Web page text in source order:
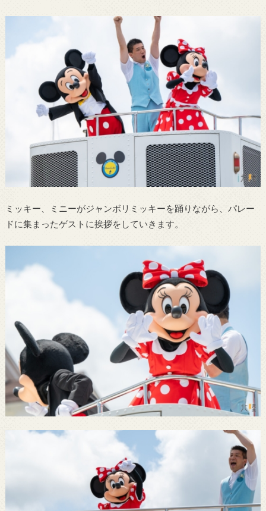
ミッキー、ミニーがジャンボリミッキーを踊りながら、パレー
ドに集まったゲストに挨拶をしていきます。